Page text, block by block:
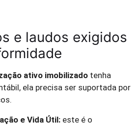
e laudos exigidos
ativo imobilizado tenha
ela precisa ser suportada por
e Vida Útil: este é o